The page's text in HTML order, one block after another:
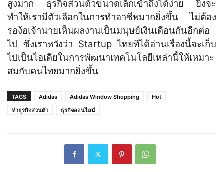
สูงมาก ธุรกิจส่วนตัวขนาดเล็กเข้าถึงได้ง่าย ยิ่งจะ
ทำให้เรามีตัวเลือกในการทำอาชีพมากยิ่งขึ้น ไม่ต้อง
รอง้อเจ้านายเห็นผลงานเป็นมนุษย์เงินเดือนกันอีกต่อ
ไป ซึ่งเราหวังว่า Startup ไทยที่ได้อ่านเรื่องนี้จะเก็บ
ไปเป็นไอเดียในการพัฒนาเทคโนโลยีเหล่านี้ให้เหมาะ
สมกับคนไทยมากยิ่งขึ้น
TAGS Adidas Adidas Window Shopping
Hot
ทำธุรกิจส่วนตัว
ธุรกิจออนไลน์